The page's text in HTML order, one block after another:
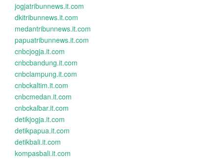
jogjatribunnews.it.com
dkitribunnews.it.com
medantribunnews.it.com
papuatribunnews.it.com
cnbcjogja.it.com
cnbcbandung.it.com
cnbclampung.it.com
cnbckaltim.it.com
cnbcmedan.it.com
cnbckalbar.it.com
detikjogja.it.com
detikpapua.it.com
detikbali.it.com
kompasbali.it.com